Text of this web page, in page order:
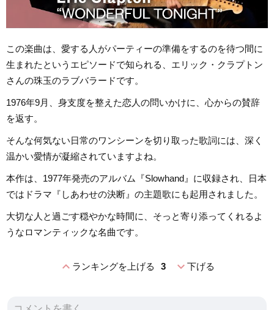
この楽曲は、愛する人がパーティーの準備をするのを待つ間に
生まれたというエピソードで知られる、エリック・クラプトン
さんの珠玉のラブバラードです。
1976年9月、身支度を整えた恋人の問いかけに、心からの賛辞
を返す。
そんな何気ない日常のワンシーンを切り取った歌詞には、深く
温かい愛情が凝縮されていますよね。
本作は、1977年発売のアルバム『Slowhand』に収録され、日本
ではドラマ『しあわせの決断』の主題歌にも起用されました。
大切な人と過ごす穏やかな時間に、そっと寄り添ってくれるよ
うなロマンティックな名曲です。
expand_lessランキングを上げる 3 expand_more下げる